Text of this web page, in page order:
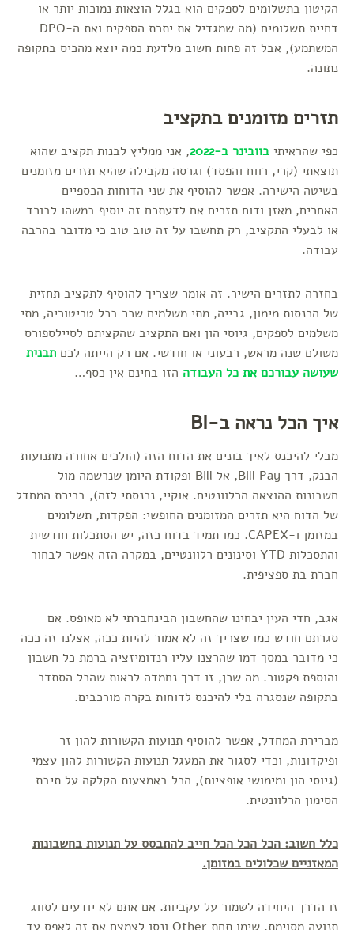
הקיטון בתשלומים לספקים הוא בגלל הוצאות נמוכות יותר או
דחיית תשלומים (מה שמגדיל את יתרת הספקים ואת ה-DPO
המשתמע), אבל זה פחות חשוב מלדעת כמה יוצא מהכיס בתקופה
נתונה.
תזרים מזומנים בתקציב
כפי שהראיתי בוובינר ב-2022
, אני ממליץ לבנות תקציב שהוא
תוצאתי (קרי, רווח והפסד) וגרסה מקבילה שהיא תזרים מזומנים
בשיטה הישירה. אפשר להוסיף את שני הדוחות הכספיים
האחרים, מאזן ודוח תזרים אם לדעתכם זה יוסיף במשהו לבורד
או לבעלי התקציב, רק תחשבו על זה טוב טוב כי מדובר בהרבה
עבודה.
בחזרה לתזרים הישיר. זה אומר שצריך להוסיף לתקציב תחזית
של הכנסות מימון, גבייה, מתי משלמים שכר בכל טריטוריה, מתי
משלמים לספקים, גיוסי הון ואם התקציב שהקציתם לסיילספורס
משולם שנה מראש, רבעוני או חודשי. אם רק הייתה לכם תבנית
שעושה עבורכם את כל העבודה הזו בחינם אין כסף…
איך הכל נראה ב-BI
מבלי להיכנס לאיך בונים את הדוח הזה (הולכים אחורה מתנועות
הבנק, דרך Bill Pay, אל Bill ופקודת היומן שנרשמה מול
חשבונות ההוצאה הרלוונטים. אוקיי, נכנסתי לזה), ברירת המחדל
של הדוח היא תזרים המזומנים החופשי: הפקדות, תשלומים
במזומן ו-CAPEX. כמו תמיד בדוח כזה, יש הסתכלות חודשית
והתסכלות YTD וסינונים רלוונטיים, במקרה הזה אפשר לבחור
חברת בת ספציפית.
אגב, חדי העין יבחינו שהחשבון הבינחברתי לא מאופס. אם
סגרתם חודש כמו שצריך זה לא אמור להיות ככה, אצלנו זה ככה
כי מדובר במסך דמו שהרצנו עליו רנדומיזציה ברמת כל חשבון
והוספת פקטור. מה שכן, זו דרך נחמדה לראות שהכל הסתדר
בתקופה שנסגרה בלי להיכנס לדוחות בקרה מורכבים.
מברירת המחדל, אפשר להוסיף תנועות הקשורות להון זר
ופיקדונות, וכדי לסגור את המעגל תנועות הקשורות להון עצמי
(גיוסי הון ומימושי אופציות), הכל באמצעות הקלקה על תיבת
הסימון הרלוונטית.
כלל חשוב: הכל הכל הכל חייב להתבסס על תנועות בחשבונות
המאזניים שכלולים במזומן.
זו הדרך היחידה לשמור על עקביות. אם אתם לא יודעים לסווג